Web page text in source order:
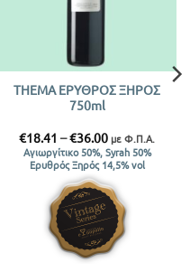
THEMA ΕΡΥΘΡΟΣ ΞΗΡΟΣ
750ml
€18.41 –€36.00Price
range:
€18.41
through
€36.00
με Φ.Π.Α.
Αγιωργίτικο 50%, Syrah 50%
Ερυθρός Ξηρός 14,5% vol